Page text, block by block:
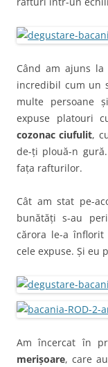
Când am ajuns la
incredibil cum un
multe persoane
expuse platouri
cozonac ciufulit,
de-ți plouă-n
fața rafturilor.
Cât am stat pe-
bunătăți s-au
cărora le-a
cele expuse. Și eu
Am încercat în
merișoare, care